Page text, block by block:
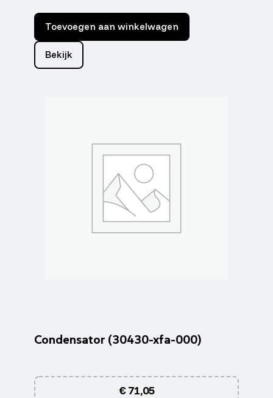
Toevoegen aan winkelwagen
Bekijk
Condensator (30430-xfa-000)
€71,05